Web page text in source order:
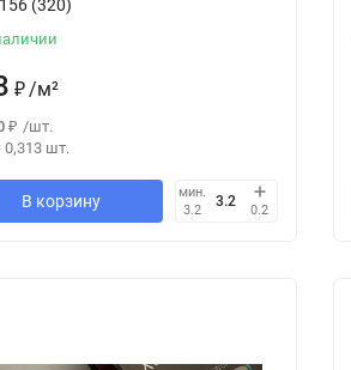
(320)
₽/м²
₽ /шт.
0,313 шт.
В корзину
мин.
3.2
0.2